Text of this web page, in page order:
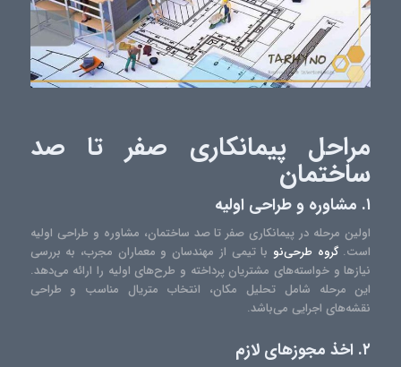
مراحل پیمانکاری صفر تا صد
ساختمان
۱. مشاوره و طراحی اولیه
اولین مرحله در پیمانکاری صفر تا صد ساختمان، مشاوره و طراحی اولیه
است.گروه طرحی‌نو با تیمی از مهندسان و معماران مجرب، به بررسی
نیازها و خواسته‌های مشتریان پرداخته و طرح‌های اولیه را ارائه می‌دهد.
این مرحله شامل تحلیل مکان، انتخاب متریال مناسب و طراحی
نقشه‌های اجرایی می‌باشد.
۲. اخذ مجوزهای لازم